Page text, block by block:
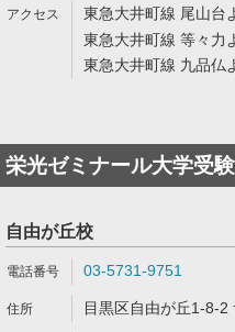
東急大井町線 尾山台
東急大井町線 等々力
東急大井町線 九品仏
栄光ゼミナール大学受
自由が丘校
03-5731-9751
目黒区自由が丘1-8-2